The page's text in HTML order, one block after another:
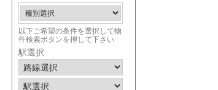
以下ご希望の条件を選択して物
件検索ボタンを押して下さい
駅選択